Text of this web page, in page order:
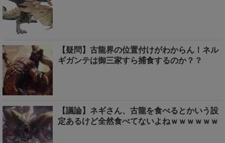
【疑問】古龍界の位置付けがわからん！ネル
ギガンテは御三家すら捕食するのか？？
【議論】ネギさん、古龍を食べるとかいう設
定あるけど全然食べてないよねｗｗｗｗｗｗ